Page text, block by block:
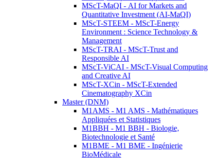
MScT-MaQI - AI for Markets and
Quantitative Investment (AI-MaQI)
MScT-STEEM - MScT-Energy
Environment : Science Technology &
Management
MScT-TRAI - MScT-Trust and
Responsible AI
MScT-ViCAI - MScT-Visual Computing
and Creative AI
MScT-XCin - MScT-Extended
Cinematography XCin
Master (DNM)
M1AMS - M1 AMS - Mathématiques
Appliquées et Statistiques
M1BBH - M1 BBH - Biologie,
Biotechnologie et Santé
M1BME - M1 BME - Ingénierie
BioMédicale